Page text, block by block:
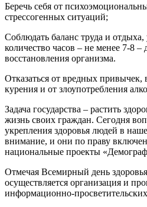
Беречь себя от
стрессогенных ситуаций;
Соблюдать баланс труда и отдыха,
количество часов – не менее 7-8 –
восстановления организма.
Отказаться от вредных привычек,
курения и от злоупотребления
Задача государства – растить
жизнь своих граждан. Сегодня
укрепления здоровья людей в
внимание, и они по праву
национальные проекты
Отмечая Всемирный день
осуществляется организация и
информационно-